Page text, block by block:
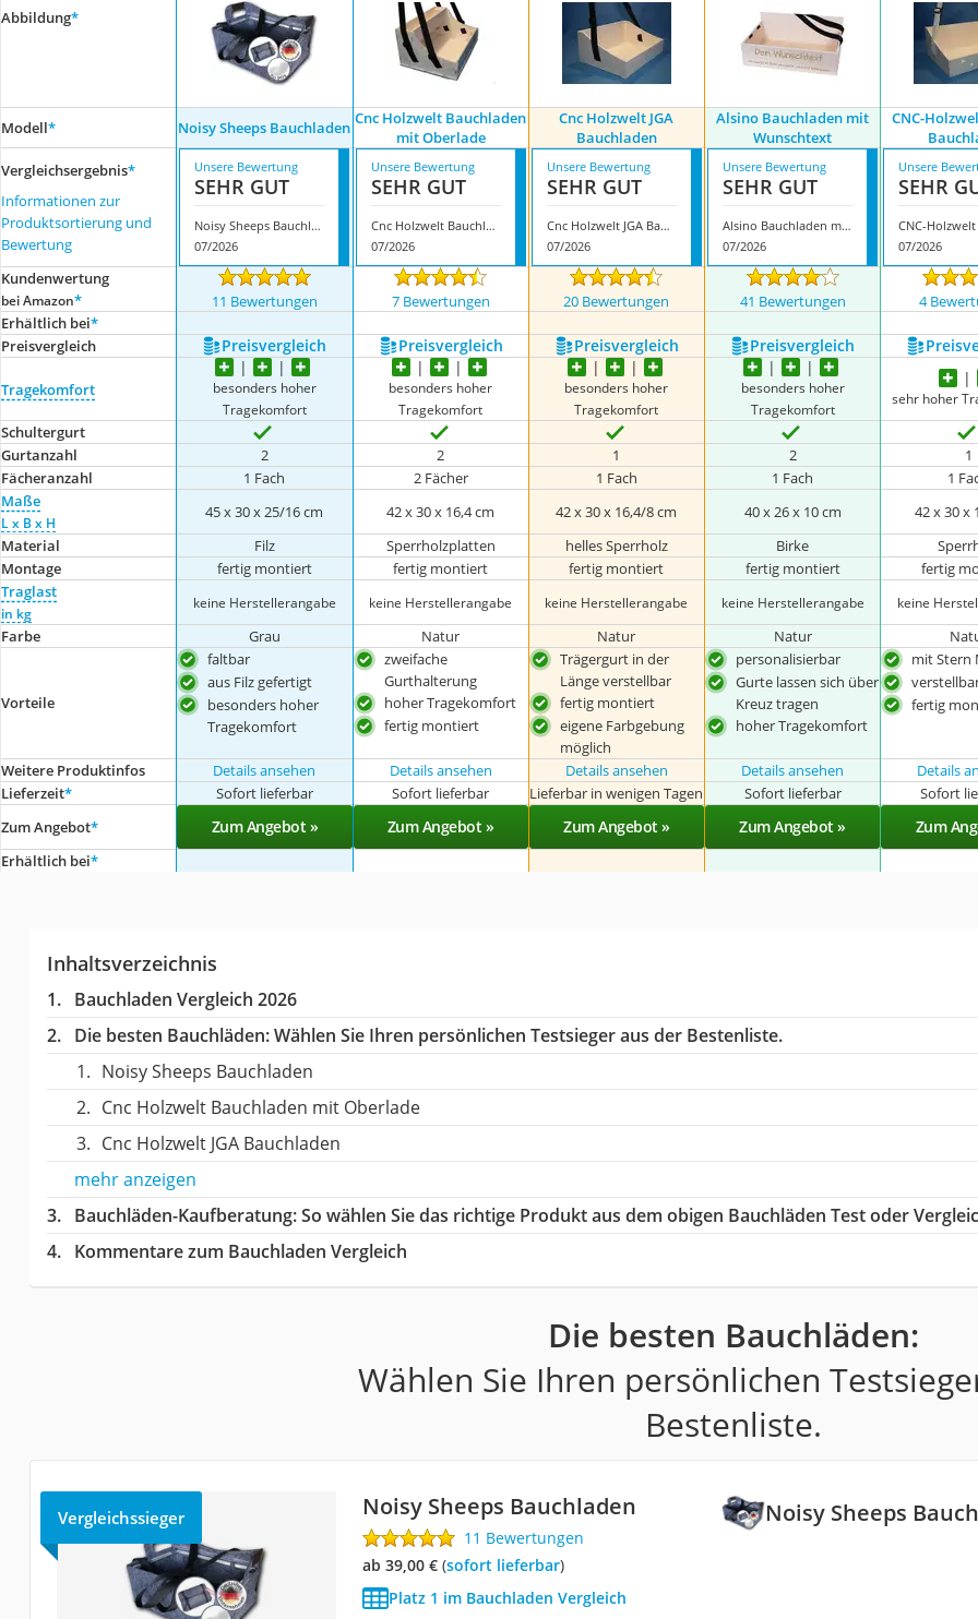
Abbildung*
Modell* Noisy Sheeps Bauchladen Cnc Holzwelt Bauchladen
mit Oberlade
Cnc Holzwelt JGA
Bauchladen
Alsino Bauchladen mit
Wunschtext
CNC-
Vergleichsergebnis*
Informationen zur
Produktsortierung und
Bewertung
Unsere Bewertung
SEHR GUT
Noisy Sheeps Bauchladen
07/2026
Unsere Bewertung
SEHR GUT
Cnc Holzwelt Bauchladen mit Oberlade
07/2026
Unsere Bewertung
SEHR GUT
Cnc Holzwelt JGA Bauchladen
07/2026
Unsere Bewertung
SEHR GUT
Alsino Bauchladen mit Wunschtext
07/2026
Unsere
SEHR
07/2026
Kundenwertung
bei Amazon* 11 Bewertungen 7 Bewertungen 20 Bewertungen 41 Bewertungen 4
Erhältlich bei*
Preis­vergleich
Preis­vergleich Preis­vergleich Preis­vergleich Preis­vergleich
Tragekomfort
besonders hoher
Tragekomfort
besonders hoher
Tragekomfort
besonders hoher
Tragekomfort
besonders hoher
Tragekomfort
sehr hoher
Schultergurt
Gurtanzahl
2 2 1 2 1
Fächeranzahl
1 Fach 2 Fächer 1 Fach 1 Fach 1
Maße
L x B x H
45 x 30 x 25/16 cm 42 x 30 x 16,4 cm 42 x 30 x 16,4/8 cm 40 x 26 x 10 cm 42 x 30 x
Material
Filz Sperrholzplatten helles Sperrholz Birke
Montage
fertig montiert fertig montiert fertig montiert fertig montiert fertig
Traglast
in kg
keine Herstellerangabe keine Herstellerangabe keine Herstellerangabe keine Herstellerangabe keine
Farbe Grau Natur Natur Natur
Vorteile
faltbar
aus Filz gefertigt
besonders hoher
Tragekomfort
zweifache
Gurthalterung
hoher Tragekomfort
fertig montiert
Trägergurt in der
Länge verstellbar
fertig montiert
eigene Farbgebung
möglich
personalisierbar
Gurte lassen sich über
Kreuz tragen
hoher Tragekomfort
mit Stern
fertig
Weitere Produktinfos Details ansehen Details ansehen Details ansehen Details ansehen Details
Lieferzeit* Sofort lieferbar Sofort lieferbar Lieferbar in wenigen Tagen Sofort lieferbar Sofort
Zum Angebot* Zum Angebot » Zum Angebot » Zum Angebot » Zum Angebot » Zum
Erhältlich bei*
Inhaltsverzeichnis
Bauchladen Vergleich 2026
Die besten Bauchläden:Wählen Sie Ihren persönlichen Testsieger aus der Bestenliste.
Noisy Sheeps Bauchladen
Cnc Holzwelt Bauchladen mit Oberlade
Cnc Holzwelt JGA Bauchladen
mehr anzeigen
Bauchläden-Kaufberatung: So wählen Sie das richtige Produkt aus dem obigen Bauchläden Test oder
Kommentare zum Bauchladen Vergleich
Die besten Bauchläden:
Wählen Sie Ihren persönlichen
Bestenliste.
Noisy Sheeps
Vergleichssieger Noisy Sheeps Bauchladen
11 Bewertungen
ab 39,00 €( Sofort lieferbar)
Platz 1 im Bauchladen Vergleich